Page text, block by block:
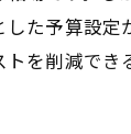
した予算設定
を削減でき